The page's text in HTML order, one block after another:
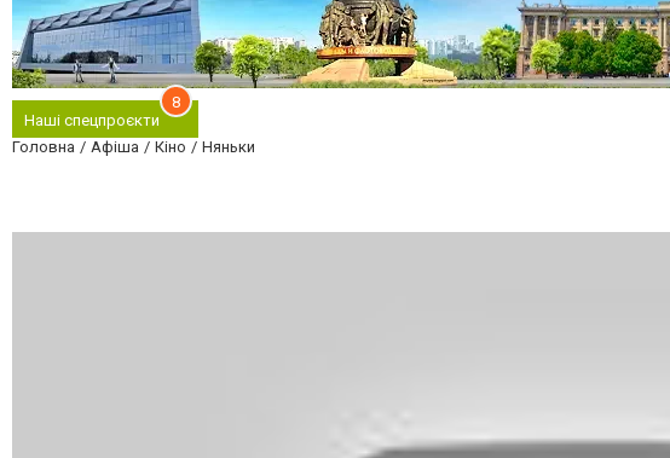
Наші спецпроєкти
8
Головна Афіша Кіно Няньки